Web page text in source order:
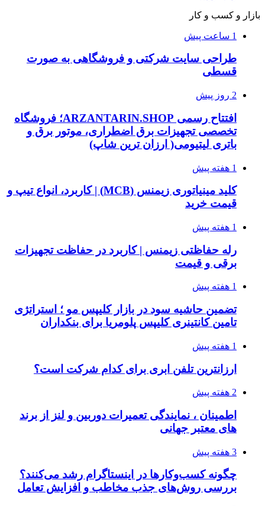
بازار و کسب و کار
1 ساعت پیش
طراحی سایت شرکتی و فروشگاهی به صورت
قسطی
2 روز پیش
افتتاح رسمی ARZANTARIN.SHOP؛ فروشگاه
تخصصی تجهیزات برق اضطراری، موتور برق و
باتری لیتیومی( ارزان ترین شاپ)
1 هفته پیش
کلید مینیاتوری زیمنس (MCB) | کاربرد، انواع تیپ و
قیمت خرید
1 هفته پیش
رله حفاظتی زیمنس | کاربرد در حفاظت تجهیزات
برقی و قیمت
1 هفته پیش
تضمین حاشیه سود در بازار کلیپس مو ؛ استراتژی
تامین کانتینری کلیپس پلومریا برای بنکداران
1 هفته پیش
ارزانترین تلفن ابری برای کدام شرکت است؟
2 هفته پیش
اطمینان ، نمایندگی تعمیرات دوربین و لنز از برند
های معتبر جهانی
3 هفته پیش
چگونه کسب‌وکارها در اینستاگرام رشد می‌کنند؟
بررسی روش‌های جذب مخاطب و افزایش تعامل